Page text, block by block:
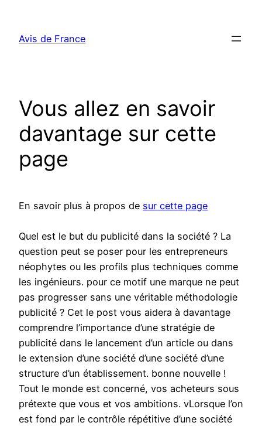
contenu
Avis de France
Vous allez en savoir
davantage sur cette
page
En savoir plus à propos de sur cette page
Quel est le but du publicité dans la société ? La
question peut se poser pour les entrepreneurs
néophytes ou les profils plus techniques comme
les ingénieurs. pour ce motif une marque ne peut
pas progresser sans une véritable méthodologie
publicité ? Cet le post vous aidera à davantage
comprendre l’importance d’une stratégie de
publicité dans le lancement d’un article ou dans
le extension d’une société d’une société d’une
structure d’un établissement. bonne nouvelle !
Tout le monde est concerné, vos acheteurs sous
prétexte que vous et vos ambitions. vLorsque l’on
est fond par le contrôle répétitive d’une société